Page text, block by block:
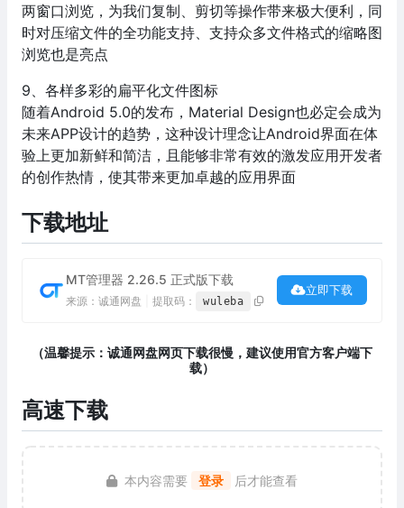
两窗口浏览，为我们复制、剪切等操作带来极大便利，同
时对压缩文件的全功能支持、支持众多文件格式的缩略图
浏览也是亮点
9、各样多彩的扁平化文件图标
随着Android 5.0的发布，Material Design也必定会成为
未来APP设计的趋势，这种设计理念让Android界面在体
验上更加新鲜和简洁，且能够非常有效的激发应用开发者
的创作热情，使其带来更加卓越的应用界面
下载地址
MT管理器 2.26.5 正式版下载
来源：诚通网盘 提取码： wuleba
立即下载
（温馨提示：诚通网盘网页下载很慢，建议使用官方客户端下
载）
高速下载
本内容需要 登录 后才能查看